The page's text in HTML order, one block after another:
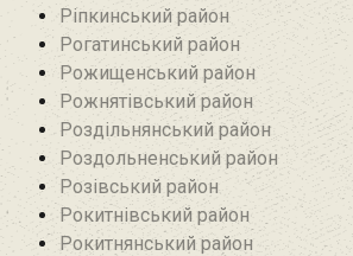
Ріпкинський район
Рогатинський район
Рожищенський район
Рожнятівський район
Роздільнянський район
Роздольненський район
Розівський район‎
Рокитнівський район
Рокитнянський район